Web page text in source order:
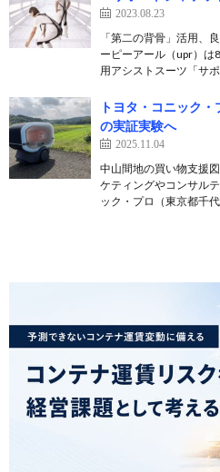
2023.08.23
「第二の背骨」活用、
ーピーアール（upr）は
用アシストスーツ「サ
トヨタ・コニック
の実証実験へ
2025.11.04
中山間地の買い物支援
ケティングやコンサル
ック・プロ（東京都千